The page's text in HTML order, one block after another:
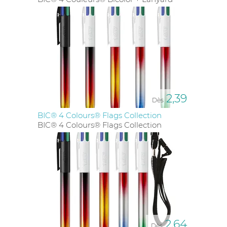
en stylos 4 couleurs personnaliséspour guider
chaque client vers le choix parfait. Avec une profonde
connaissance des marquages sur les
, nos professionnels s'assurent que chaque
sélection reflète précisément l'image de marque
souhaitée par le client. Cette approche personnalisée
assure non seulement la
fiabilité de nos services mais
contribue également à une hautesatisfaction
clients, renforçant ainsi la valeur ajoutée que
DYNAMIZ apporte à chaque projet de
communication par l'objet
QUESTIONS FRÉQUENTES SUR
LES STYLOS 4 COULEURS
PUBLICITAIRES CHEZ DYNAMIZ
Pourquoi choisir un stylo 4 couleurs ?
stylo 4 couleurs
est synonyme de
fonctionnalité et originalité
. Cet outil polyvalent est
Dès 2,39
BIC® 4 Colours® Flags Collection
BIC® 4 Colours® Flags Collection
2,64